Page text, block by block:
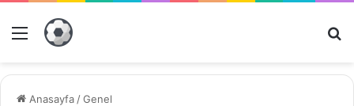
Menü
Anasayfa /Genel